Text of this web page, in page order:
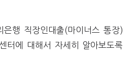
은행 직장인대출(마이너스 통장)
터에 대해서 자세히 알아보도록